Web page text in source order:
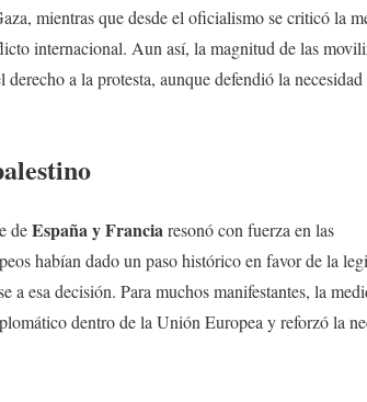
mientras que desde el oficialismo se criticó la
internacional. Aun así, la magnitud de las
a la protesta, aunque defendió la necesidad
deEspaña y Franciaresonó con fuerza en las
habían dado un paso histórico en favor de la
esa decisión. Para muchos manifestantes, la
dentro de la Unión Europea y reforzó la